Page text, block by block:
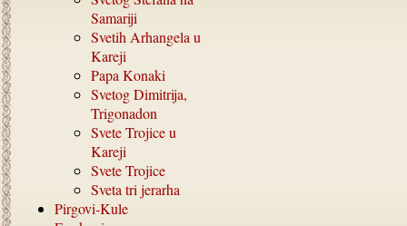
Samariji
Svetih Arhangela u
Kareji
Papa Konaki
Svetog Dimitrija,
Trigonadon
Svete Trojice u
Kareji
Svete Trojice
Sveta tri jerarha
Pirgovi-Kule